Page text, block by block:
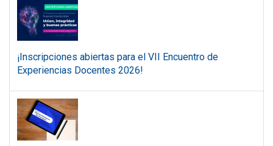
¡Inscripciones abiertas para el VII Encuentro de
Experiencias Docentes 2026!